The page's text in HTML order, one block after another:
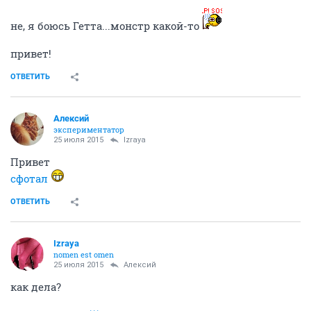
не, я боюсь Гетта...монстр какой-то
привет!
ОТВЕТИТЬ
Алексий
экспериментатор
25 июля 2015 Izraya
Привет
сфотал
ОТВЕТИТЬ
Izraya
nomen est omen
25 июля 2015 Алексий
как дела?